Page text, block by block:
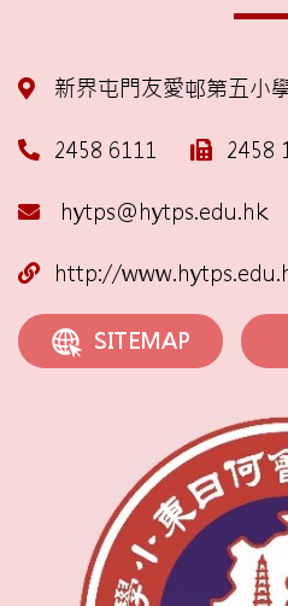
新界屯門友愛邨第五小
2458 6111 2458
hytps@hytps.edu.hk
http://
SITEMAP